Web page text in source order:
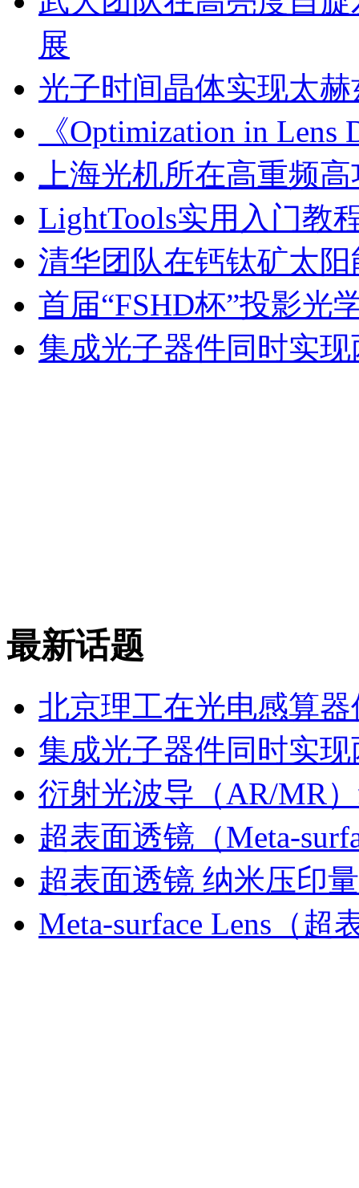
展
光子时间晶体实现太
《Optimization in Lens
上海光机所在高重频
LightTools实用入门教
清华团队在钙钛矿太
首届“FSHD杯”投影光
集成光子器件同时实
最新话题
北京理工在光电感算
集成光子器件同时实
衍射光波导（AR/MR
超表面透镜（Meta-
超表面透镜 纳米压印
Meta-surface Lens（超